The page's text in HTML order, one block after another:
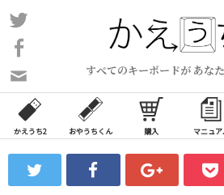
コ
ン
ン
ツ
ス
ッ
すべてのキーボードが あな
い
合
わ
フ
ォ
かえうち2 おやうちくん 購入 マニュア